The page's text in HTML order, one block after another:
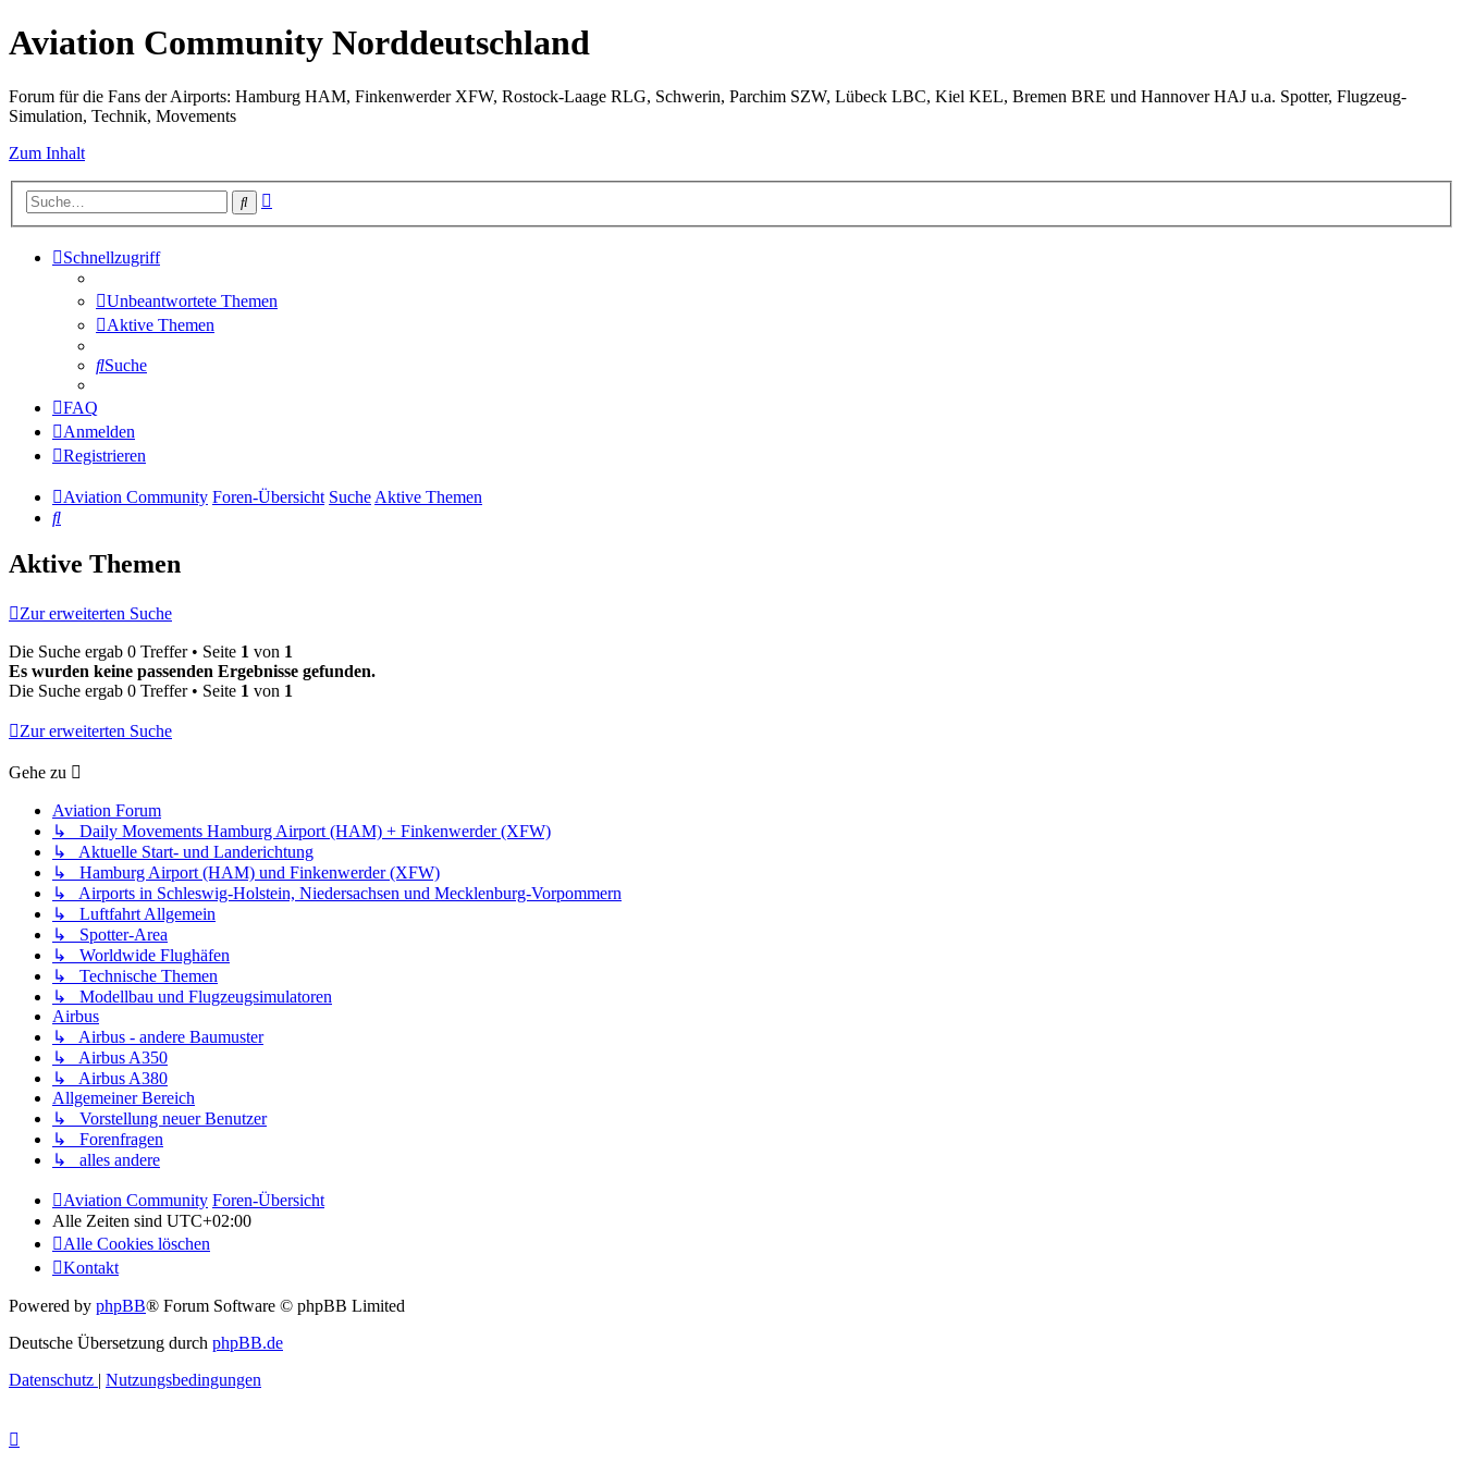
Aviation Community Norddeutschland
Forum für die Fans der Airports: Hamburg HAM, Finkenwerder XFW, Rostock-Laage RLG, Schwerin, Parchim SZW, Lübeck LBC, Kiel KEL, Bremen BRE und Hannover HAJ u.a. Spotter, Flugzeug-
Simulation, Technik, Movements
Zum Inhalt
Suche
Schnellzugriff
Unbeantwortete Themen
Aktive Themen
Suche
FAQ
Anmelden
Registrieren
Aviation Community Foren-Übersicht SucheAktive Themen
Suche
Aktive Themen
Zur erweiterten Suche
Die Suche ergab 0 Treffer • Seite 1 von 1
Es wurden keine passenden Ergebnisse gefunden.
Die Suche ergab 0 Treffer • Seite 1 von 1
Zur erweiterten Suche
Gehe zu
Aviation Forum
↳ Daily Movements Hamburg Airport (HAM) + Finkenwerder (XFW)
↳ Aktuelle Start- und Landerichtung
↳ Hamburg Airport (HAM) und Finkenwerder (XFW)
↳ Airports in Schleswig-Holstein, Niedersachsen und Mecklenburg-Vorpommern
↳ Luftfahrt Allgemein
↳ Spotter-Area
↳ Worldwide Flughäfen
↳ Technische Themen
↳ Modellbau und Flugzeugsimulatoren
Airbus
↳ Airbus - andere Baumuster
↳ Airbus A350
↳ Airbus A380
Allgemeiner Bereich
↳ Vorstellung neuer Benutzer
↳ Forenfragen
↳ alles andere
Aviation Community Foren-Übersicht
Alle Zeiten sind UTC+02:00
Alle Cookies löschen
Kontakt
Powered by phpBB® Forum Software © phpBB Limited
Deutsche Übersetzung durch phpBB.de
Datenschutz | Nutzungsbedingungen